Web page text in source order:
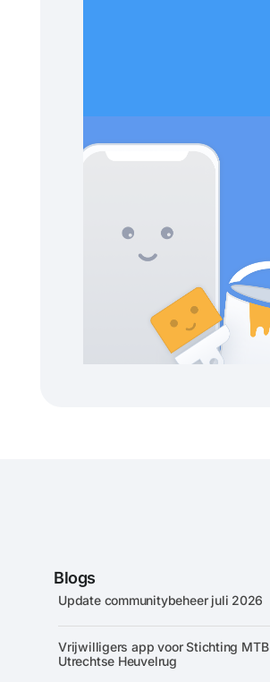
Blogs
Update communitybeheer juli 2026
Vrijwilligers app voor Stichting MTB
Utrechtse Heuvelrug